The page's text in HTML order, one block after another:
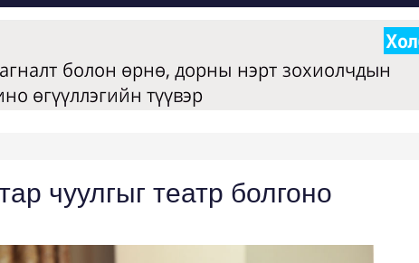
чуулгыг театр болгоно